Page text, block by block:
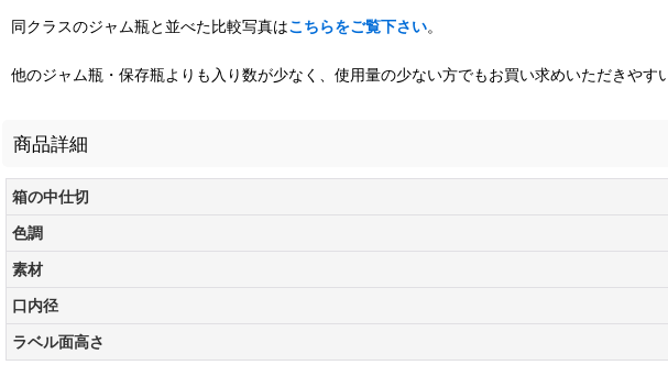
同クラスのジャム瓶と並べた比較写真はこちらをご覧下さい。
他のジャム瓶・保存瓶よりも入り数が少なく、使用量の少ない方でもお買い求めいただきやす
商品詳細
箱の中仕切
色調
素材
口内径
ラベル面高さ